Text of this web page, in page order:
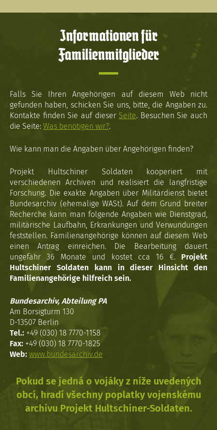
Informationen für
Familienmitglieder
Falls Sie Ihren Angehörigen auf diesem Web nicht
gefunden haben, schicken Sie uns, bitte, die Angaben zu.
Kontakte finden Sie auf dieser Seite. Besuchen Sie auch
die Seite: Was benötigen wir?.
Wie kann man die Angaben über Angehörigen finden?
Projekt Hultschiner Soldaten kooperiert mit
verschiedenen Archiven und realisiert die langfristige
Forschung. Die exakte Angaben über Militärdienst bietet
Bundesarchiv (ehemalige WASt). Auf dem Grund breiter
Recherche kann man folgende Angaben wie Dienstgrad,
militärische Laufbahn, Erkrankungen und Verwundungen
feststellen. Familienangehörige können auf diesem Web
einen Antrag einreichen. Die Bearbeitung dauert
ungefähr 36 Monate und kostet cca 16 €. Projekt
Hultschiner Soldaten kann in dieser Hinsicht den
Familienangehörige hilfreich sein.
Bundesarchiv, Abteilung PA
Am Borsigturm 130
D-13507 Berlin
Tel.: +49 (030) 18 7770-1158
Fax: +49 (030) 18 7770-1825
Web: www.bundesarchiv.de
Pokud se jedná o vojáky z níže uvedených
obcí, hradí všechny poplatky vojenskému
archivu Projekt Hultschiner-Soldaten.